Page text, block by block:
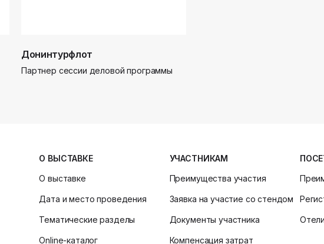
Донинтурфлот
Партнер сессии деловой программы
О ВЫСТАВКЕ
О выставке
Дата и место проведения
Тематические разделы
Online-каталог
УЧАСТНИКАМ
Преимущества участия
Заявка на участие со стендом
Документы участника
Компенсация затрат